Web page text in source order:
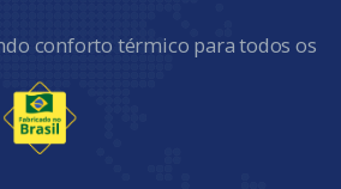
conforto térmico para todos os